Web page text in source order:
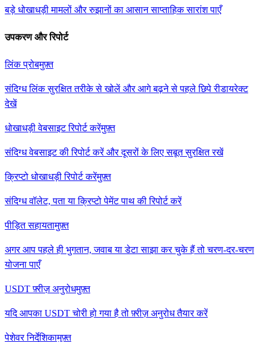
बड़े धोखाधड़ी मामलों और रुझानों का आसान साप्ताहिक सारांश पाएँ
उपकरण और रिपोर्ट
लिंक प्रोबमुफ़्त
संदिग्ध लिंक सुरक्षित तरीके से खोलें और आगे बढ़ने से पहले छिपे रीडायरेक्ट
देखें
धोखाधड़ी वेबसाइट रिपोर्ट करेंमुफ़्त
संदिग्ध वेबसाइट की रिपोर्ट करें और दूसरों के लिए सबूत सुरक्षित रखें
क्रिप्टो धोखाधड़ी रिपोर्ट करेंमुफ़्त
संदिग्ध वॉलेट, पता या क्रिप्टो पेमेंट पाथ की रिपोर्ट करें
पीड़ित सहायतामुफ़्त
अगर आप पहले ही भुगतान, जवाब या डेटा साझा कर चुके हैं तो चरण-दर-चरण
योजना पाएँ
USDT फ़्रीज़ अनुरोधमुफ़्त
यदि आपका USDT चोरी हो गया है तो फ़्रीज़ अनुरोध तैयार करें
पेशेवर निर्देशिकामुफ़्त